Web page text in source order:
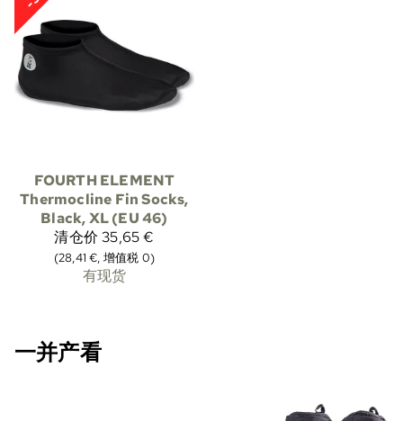
FOURTH ELEMENT
Thermocline Fin Socks,
Black, XL (EU 46)
清仓价 35,65 €
(28,41 €, 增值税 0)
有现货
一并产看